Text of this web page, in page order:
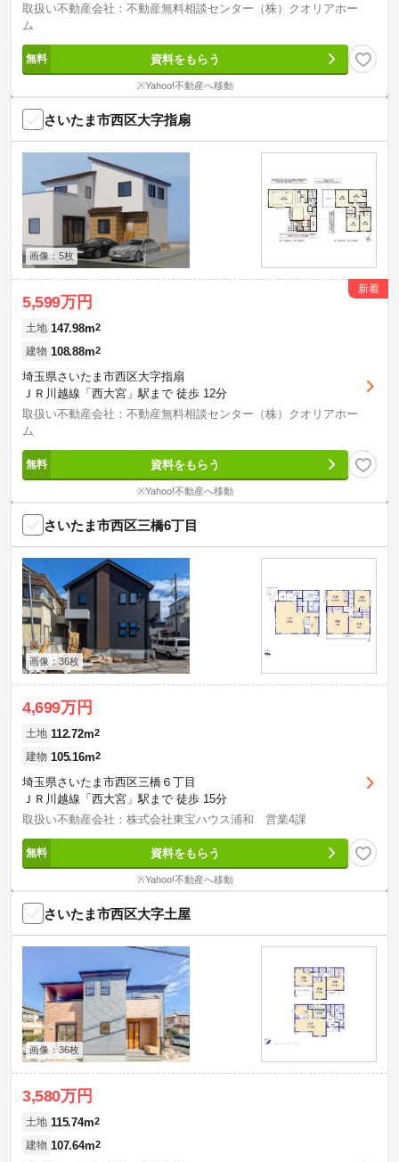
取扱い不動産会社：不動産無料相談センター（株）クオリアホー
ム
資料をもらう
※Yahoo!不動産へ移動
さいたま市西区大字指扇
画像：5枚
5,599万円
新着
土地 147.98m2
建物 108.88m2
埼玉県さいたま市西区大字指扇
ＪＲ川越線「西大宮」駅まで 徒歩 12分
取扱い不動産会社：不動産無料相談センター（株）クオリアホー
ム
資料をもらう
※Yahoo!不動産へ移動
さいたま市西区三橋6丁目
画像：36枚
4,699万円
土地 112.72m2
建物 105.16m2
埼玉県さいたま市西区三橋６丁目
ＪＲ川越線「西大宮」駅まで 徒歩 15分
取扱い不動産会社：株式会社東宝ハウス浦和 営業4課
資料をもらう
※Yahoo!不動産へ移動
さいたま市西区大字土屋
画像：36枚
3,580万円
土地 115.74m2
建物 107.64m2